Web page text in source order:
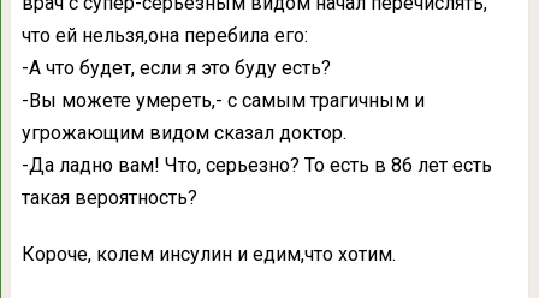
что ей нельзя,она перебила его:
-А что будет, если я это буду есть?
-Вы можете умереть,- с самым трагичным и
угрожающим видом сказал доктор.
-Да ладно вам! Что, серьезно? То есть в 86 лет есть
такая вероятность?
Короче, колем инсулин и едим,что хотим.